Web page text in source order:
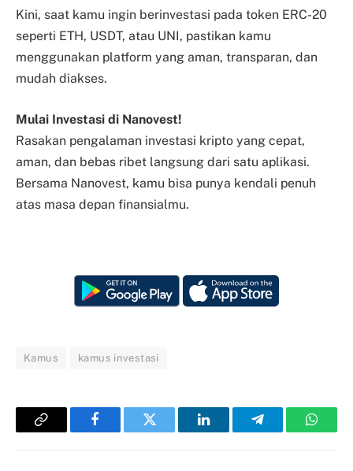
Kini, saat kamu ingin berinvestasi pada token ERC-20
seperti ETH, USDT, atau UNI, pastikan kamu
menggunakan platform yang aman, transparan, dan
mudah diakses.
Mulai Investasi di Nanovest!
Rasakan pengalaman investasi kripto yang cepat,
aman, dan bebas ribet langsung dari satu aplikasi.
Bersama Nanovest, kamu bisa punya kendali penuh
atas masa depan finansialmu.
Kamus kamus investasi
Copy
FacebookTwitter LinkedInTelegram